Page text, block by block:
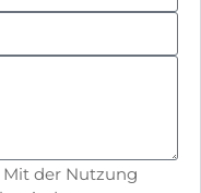
Mit der Nutzung